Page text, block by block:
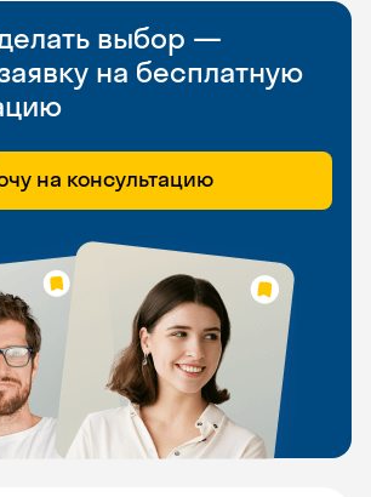
выбор —
на бесплатную
на консультацию